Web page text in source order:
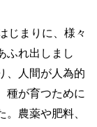
じまりに、様々
ふれ出しまし
、人間が人為的
種が育つために
。農薬や肥料、